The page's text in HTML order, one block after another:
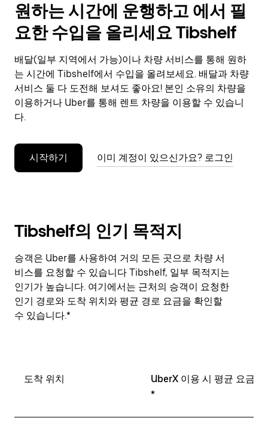
캘
린
더
닫
으
려
면
Esc
키
누
세
원하는 시간에 운행하고 에서 필
요한 수입을 올리세요 Tibshelf
배달(일부 지역에서 가능)이나 차량 서비스를 통해 원하
는 시간에 Tibshelf에서 수입을 올려보세요. 배달과 차량
서비스 둘 다 도전해 보셔도 좋아요! 본인 소유의 차량을
이용하거나 Uber를 통해 렌트 차량을 이용할 수 있습니
다.
시작하기 이미 계정이 있으신가요? 로그인
Tibshelf의 인기 목적지
승객은 Uber를 사용하여 거의 모든 곳으로 차량 서
비스를 요청할 수 있습니다 Tibshelf, 일부 목적지는
인기가 높습니다. 여기에서는 근처의 승객이 요청한
인기 경로와 도착 위치와 평균 경로 요금을 확인할
수 있습니다.*
도착 위치
UberX 이용 시 평균 요금
*